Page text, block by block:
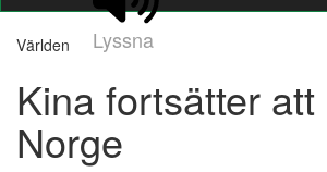
Lyssna
Världen
Kina fortsätter
Norge